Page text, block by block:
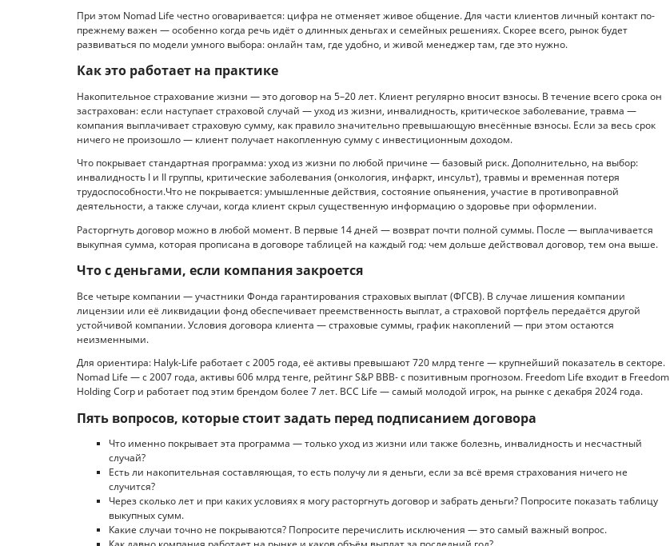
При этом Nomad Life честно оговаривается: цифра не отменяет живое общение. Для части клиентов личный контакт по-
прежнему важен — особенно когда речь идёт о длинных деньгах и семейных решениях. Скорее всего, рынок будет
развиваться по модели умного выбора: онлайн там, где удобно, и живой менеджер там, где это нужно.
Как это работает на практике
Накопительное страхование жизни — это договор на 5–20 лет. Клиент регулярно вносит взносы. В течение всего срока он
застрахован: если наступает страховой случай — уход из жизни, инвалидность, критическое заболевание, травма —
компания выплачивает страховую сумму, как правило значительно превышающую внесённые взносы. Если за весь срок
ничего не произошло — клиент получает накопленную сумму с инвестиционным доходом.
Что покрывает стандартная программа: уход из жизни по любой причине — базовый риск. Дополнительно, на выбор:
инвалидность I и II группы, критические заболевания (онкология, инфаркт, инсульт), травмы и временная потеря
трудоспособности.Что не покрывается: умышленные действия, состояние опьянения, участие в противоправной
деятельности, а также случаи, когда клиент скрыл существенную информацию о здоровье при оформлении.
Расторгнуть договор можно в любой момент. В первые 14 дней — возврат почти полной суммы. После — выплачивается
выкупная сумма, которая прописана в договоре таблицей на каждый год: чем дольше действовал договор, тем она выше.
Что с деньгами, если компания закроется
Все четыре компании — участники Фонда гарантирования страховых выплат (ФГСВ). В случае лишения компании
лицензии или её ликвидации фонд обеспечивает преемственность выплат, а страховой портфель передаётся другой
устойчивой компании. Условия договора клиента — страховые суммы, график накоплений — при этом остаются
неизменными.
Для ориентира: Halyk-Life работает с 2005 года, её активы превышают 720 млрд тенге — крупнейший показатель в секторе.
Nomad Life — с 2007 года, активы 606 млрд тенге, рейтинг S&P BBB- с позитивным прогнозом. Freedom Life входит в Freedom
Holding Corp и работает под этим брендом более 7 лет. BCC Life — самый молодой игрок, на рынке с декабря 2024 года.
Пять вопросов, которые стоит задать перед подписанием договора
Что именно покрывает эта программа — только уход из жизни или также болезнь, инвалидность и несчастный
случай?
Есть ли накопительная составляющая, то есть получу ли я деньги, если за всё время страхования ничего не
случится?
Через сколько лет и при каких условиях я могу расторгнуть договор и забрать деньги? Попросите показать таблицу
выкупных сумм.
Какие случаи точно не покрываются? Попросите перечислить исключения — это самый важный вопрос.